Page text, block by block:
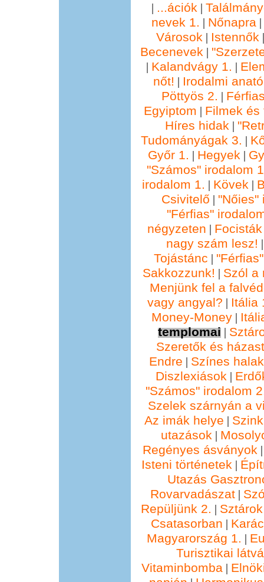
| ...ációk |
nevek 1. | Nőnapra|
Városok | Istennők
Becenevek |
| Kalandvágy 1. |
nőt! | Irodalmi
Pöttyös 2. |
Egyiptom | Filmek és
Híres hidak |
Tudományágak 3. |
Győr 1. | Hegyek |
"Számos" irodalom
irodalom 1. | Kövek |
Csivitelő | "Nőies"
"Férfias"
négyzeten | Focisták
nagy szám lesz!
Tojástánc |
Sakkozzunk! | Szól a
Menjünk fel a
vagy angyal? | Itália
Money-Money|
templomai|
Szeretők és
Endre | Színes
Diszlexiások |
"Számos" irodalom
Szelek szárnyán a
Az imák helye |
utazások |
Regényes ásványok
Isteni történetek |
Utazás
Rovarvadászat|
Repüljünk 2. |
Csatasorban |
Magyarország 1. |
Turisztikai
Vitaminbomba|